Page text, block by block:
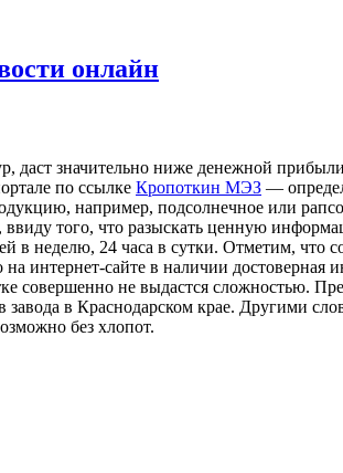
онлайн
даст значительно ниже денежной
по ссылке Кропоткин МЭЗ —
например, подсолнечное или
того, что разыскать ценную
неделю, 24 часа в сутки. Отметим, что
интернет-сайте в наличии достоверная
совершенно не выдастся сложностью.
в Краснодарском крае. Другими
без хлопот.